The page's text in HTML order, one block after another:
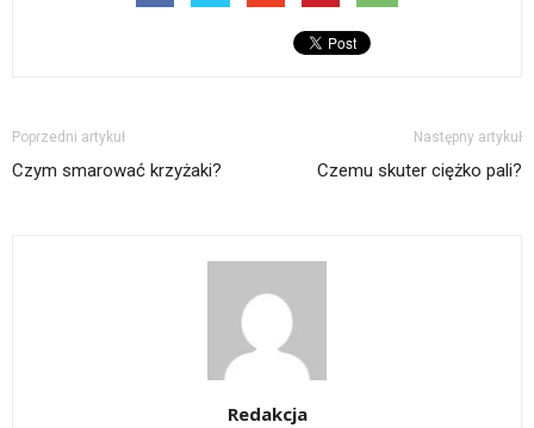
Poprzedni artykuł
Czym smarować krzyżaki?
Następny artykuł
Czemu skuter ciężko pali?
Redakcja